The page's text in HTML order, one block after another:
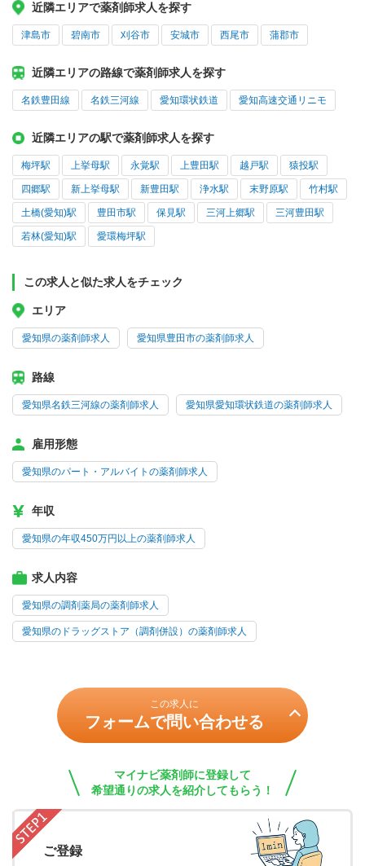
近隣エリアで薬剤師求人を探す
津島市 碧南市 刈谷市 安城市 西尾市 蒲郡市
近隣エリアの路線で薬剤師求人を探す
名鉄豊田線 名鉄三河線 愛知環状鉄道 愛知高速交通リニモ
近隣エリアの駅で薬剤師求人を探す
梅坪駅 上挙母駅 永覚駅 上豊田駅 越戸駅 猿投駅
四郷駅 新上挙母駅 新豊田駅 浄水駅 末野原駅 竹村駅
土橋(愛知)駅 豊田市駅 保見駅 三河上郷駅 三河豊田駅
若林(愛知)駅 愛環梅坪駅
この求人と似た求人をチェック
エリア
愛知県の薬剤師求人 愛知県豊田市の薬剤師求人
路線
愛知県名鉄三河線の薬剤師求人 愛知県愛知環状鉄道の薬剤師求人
雇用形態
愛知県のパート・アルバイトの薬剤師求人
年収
愛知県の年収450万円以上の薬剤師求人
求人内容
愛知県の調剤薬局の薬剤師求人
愛知県のドラッグストア（調剤併設）の薬剤師求人
この求人に
フォームで問い合わせる
マイナビ薬剤師に登録して
希望通りの求人を紹介してもらう！
ご登録